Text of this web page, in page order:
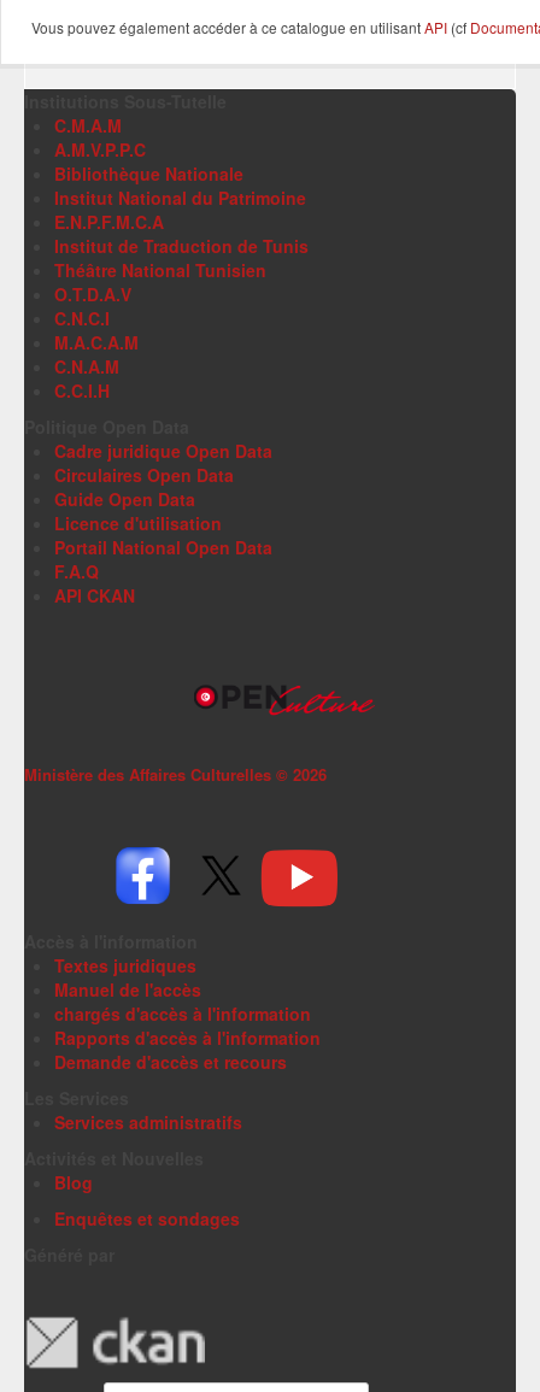
Vous pouvez également accéder à ce catalogue en utilisantAPI (cf
C.M.A.M
A.M.V.P.P.C
Bibliothèque Nationale
Institut National du Patrimoine
E.N.P.F.M.C.A
Institut de Traduction de Tunis
Théâtre National Tunisien
O.T.D.A.V
C.N.C.I
M.A.C.A.M
C.N.A.M
C.C.I.H
Cadre juridique Open Data
Circulaires Open Data
Guide Open Data
Licence d'utilisation
Portail National Open Data
F.A.Q
API CKAN
Ministère des Affaires Culturelles © 2026
Textes juridiques
Manuel de l'accès
chargés d'accès à l'information
Rapports d'accès à l'information
Demande d'accès et recours
Services administratifs
Blog
Enquêtes et sondages